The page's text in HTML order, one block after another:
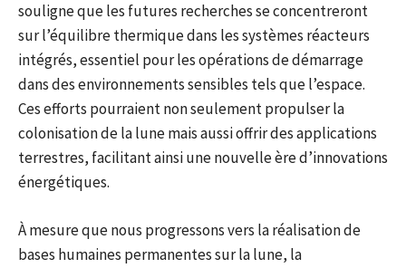
souligne que les futures recherches se concentreront
sur l’équilibre thermique dans les systèmes réacteurs
intégrés, essentiel pour les opérations de démarrage
dans des environnements sensibles tels que l’espace.
Ces efforts pourraient non seulement propulser la
colonisation de la lune mais aussi offrir des applications
terrestres, facilitant ainsi une nouvelle ère d’innovations
énergétiques.
À mesure que nous progressons vers la réalisation de
bases humaines permanentes sur la lune, la